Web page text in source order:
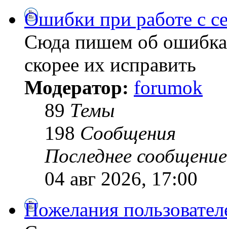
Ошибки при работе с
Сюда пишем об
скорее их исправить
Модератор: forumok
89 Темы
198 Сообщения
Последнее сообщение
04 авг 2026, 17:00
Пожелания